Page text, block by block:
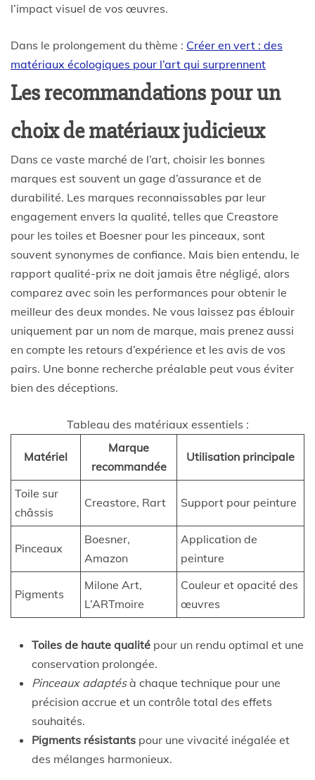
l’impact visuel de vos œuvres.
Dans le prolongement du thème : Créer en vert : des
matériaux écologiques pour l’art qui surprennent
Les recommandations pour un
choix de matériaux judicieux
Dans ce vaste marché de l’art, choisir les bonnes
marques est souvent un gage d’assurance et de
durabilité. Les marques reconnaissables par leur
engagement envers la qualité, telles que Creastore
pour les toiles et Boesner pour les pinceaux, sont
souvent synonymes de confiance. Mais bien entendu, le
rapport qualité-prix ne doit jamais être négligé, alors
comparez avec soin les performances pour obtenir le
meilleur des deux mondes. Ne vous laissez pas éblouir
uniquement par un nom de marque, mais prenez aussi
en compte les retours d’expérience et les avis de vos
pairs. Une bonne recherche préalable peut vous éviter
bien des déceptions.
Tableau des matériaux essentiels :
Matériel
Marque
recommandée
Utilisation principale
Toile sur
châssis
Creastore, Rart Support pour peinture
Pinceaux
Boesner,
Amazon
Application de
peinture
Pigments
Milone Art,
L’ARTmoire
Couleur et opacité des
œuvres
Toiles de haute qualité pour un rendu optimal et une
conservation prolongée.
Pinceaux adaptésà chaque technique pour une
précision accrue et un contrôle total des effets
souhaités.
Pigments résistants pour une vivacité inégalée et
des mélanges harmonieux.